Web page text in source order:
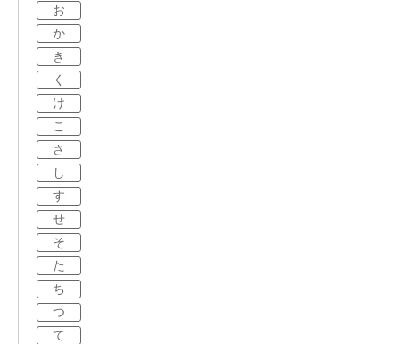
お
か
き
く
け
こ
さ
し
す
せ
そ
た
ち
つ
て